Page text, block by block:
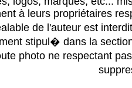
à leurs propriétaires
de l'auteur est
stipul� dans la
photo ne respectant